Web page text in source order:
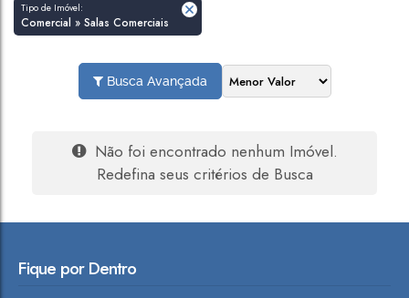
Tipo de Imóvel:
Comercial » Salas Comerciais
Busca Avançada
Não foi encontrado nenhum Imóvel.
Redefina seus critérios de Busca
Fique por Dentro